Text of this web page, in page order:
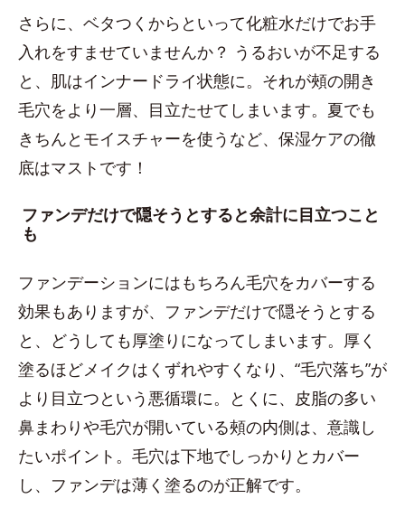
さらに、ベタつくからといって化粧水だけでお手
入れをすませていませんか？ うるおいが不足する
と、肌はインナードライ状態に。それが頰の開き
毛穴をより一層、目立たせてしまいます。夏でも
きちんとモイスチャーを使うなど、保湿ケアの徹
底はマストです！
ファンデだけで隠そうとすると余計に目立つこと
も
ファンデーションにはもちろん毛穴をカバーする
効果もありますが、ファンデだけで隠そうとする
と、どうしても厚塗りになってしまいます。厚く
塗るほどメイクはくずれやすくなり、“毛穴落ち”が
より目立つという悪循環に。とくに、皮脂の多い
鼻まわりや毛穴が開いている頰の内側は、意識し
たいポイント。毛穴は下地でしっかりとカバー
し、ファンデは薄く塗るのが正解です。